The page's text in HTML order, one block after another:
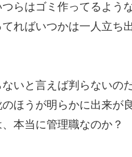
らはゴミ作ってるよ
ればいつかは一人立
いと言えば判らないの
ほうが明らかに出来が
本当に管理職なのか？